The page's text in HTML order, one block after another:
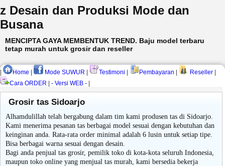
z Desain dan Produksi Mode dan
Busana
MENCIPTA GAYA MEMBENTUK TREND. Baju model terbaru
tetap murah untuk grosir dan reseller
Home Mode SUWUR Testimoni Pembayaran Reseller
Cara ORDER
- Versi WEB -
Grosir tas Sidoarjo
Alhamdulillah telah bergabung dalam tim kami produsen tas di Sidoarjo.
Kami menerima pesanan tas berbagai model sesuai dengan kebutuhan dan
keinginan anda. Rata-rata order minimal adalah 6 lusin untuk setiap tipe.
Bisa berbagai warna sesuai dengan desain.
Bagi anda penjual tas grosir, pemilik toko di kota-kota seluruh Indonesia,
maupun toko online yang menjual tas murah, kami bersedia bekerja